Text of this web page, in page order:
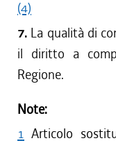
(4)
7. La qualità di
il diritto a
Regione.
Note:
1 Articolo